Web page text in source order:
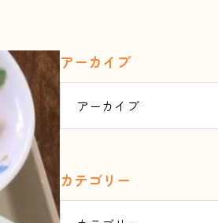
アーカイブ
カテゴリー